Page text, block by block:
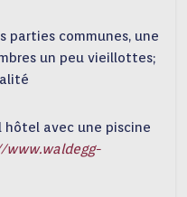
parties communes, une
un peu vieillottes;
avec une piscine
www.waldegg-